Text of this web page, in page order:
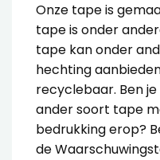
Onze tape is
tape is onder
tape kan onder
hechting
recyclebaar. Ben
ander soort tape
bedrukking erop?
de